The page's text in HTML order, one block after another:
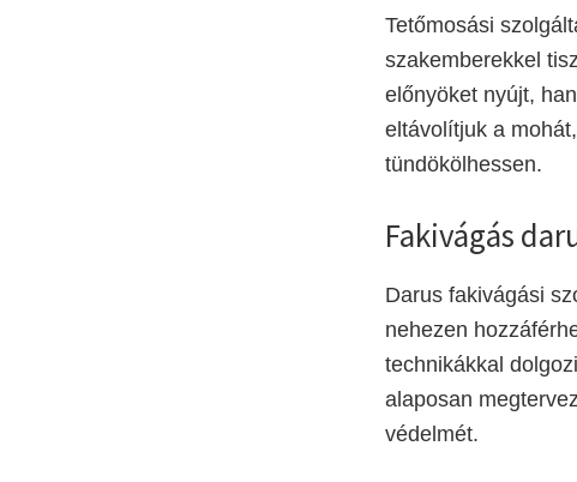
Tetőmosási
szakemberekkel
előnyöket nyújt,
eltávolítjuk a
tündökölhessen.
Fakivágás
Darus fakivágási
nehezen
technikákkal
alaposan
védelmét.